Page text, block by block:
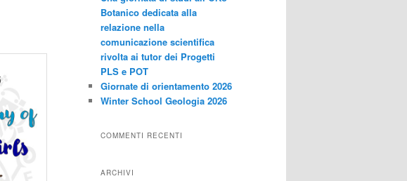
Botanico dedicata alla
relazione nella
comunicazione scientifica
rivolta ai tutor dei Progetti
PLS e POT
Giornate di orientamento 2026
Winter School Geologia 2026
COMMENTI RECENTI
ARCHIVI